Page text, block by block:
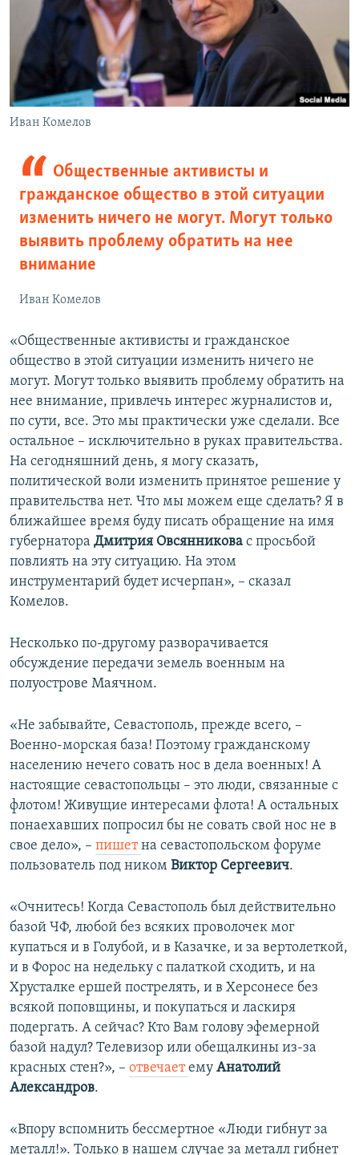
Иван Комелов
Общественные активисты и
гражданское общество в этой ситуации
изменить ничего не могут. Могут только
выявить проблему обратить на нее
внимание
Иван Комелов
«Общественные активисты и гражданское
общество в этой ситуации изменить ничего не
могут. Могут только выявить проблему обратить на
нее внимание, привлечь интерес журналистов и,
по сути, все. Это мы практически уже сделали. Все
остальное – исключительно в руках правительства.
На сегодняшний день, я могу сказать,
политической воли изменить принятое решение у
правительства нет. Что мы можем еще сделать? Я в
ближайшее время буду писать обращение на имя
губернатора Дмитрия Овсянникова с просьбой
повлиять на эту ситуацию. На этом
инструментарий будет исчерпан», – сказал
Комелов.
Несколько по-другому разворачивается
обсуждение передачи земель военным на
полуострове Маячном.
«Не забывайте, Севастополь, прежде всего, –
Военно-морская база! Поэтому гражданскому
населению нечего совать нос в дела военных! А
настоящие севастопольцы – это люди, связанные с
флотом! Живущие интересами флота! А остальных
понаехавших попросил бы не совать свой нос не в
свое дело», – пишетна севастопольском форуме
пользователь под ником Виктор Сергеевич.
«Очнитесь! Когда Севастополь был действительно
базой ЧФ, любой без всяких проволочек мог
купаться и в Голубой, и в Казачке, и за вертолеткой,
и в Форос на недельку с палаткой сходить, и на
Хрусталке ершей пострелять, и в Херсонесе без
всякой поповщины, и покупаться и ласкиря
подергать. А сейчас? Кто Вам голову эфемерной
базой надул? Телевизор или обещалкины из-за
красных стен?», – отвечаетему Анатолий
Александров.
«Впору вспомнить бессмертное «Люди гибнут за
металл!». Только в нашем случае за металл гибнет